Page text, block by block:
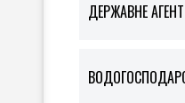
ДЕРЖАВНЕ